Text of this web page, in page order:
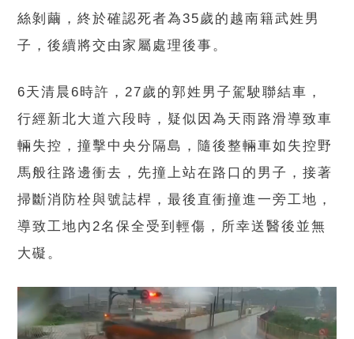
絲剝繭，終於確認死者為35歲的越南籍武姓男
子，後續將交由家屬處理後事。
6天清晨6時許，27歲的郭姓男子駕駛聯結車，
行經新北大道六段時，疑似因為天雨路滑導致車
輛失控，撞擊中央分隔島，隨後整輛車如失控野
馬般往路邊衝去，先撞上站在路口的男子，接著
掃斷消防栓與號誌桿，最後直衝撞進一旁工地，
導致工地內2名保全受到輕傷，所幸送醫後並無
大礙。